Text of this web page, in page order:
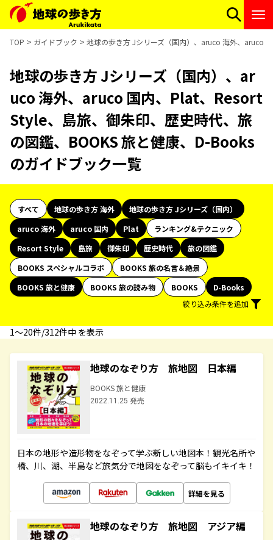
TOP ガイドブック 地球の歩き方 Jシリーズ（国内）、aruco 海外、aruco
地球の歩き方 Jシリーズ（国内）、ar
uco 海外、aruco 国内、Plat、Resort
Style、島旅、御朱印、歴史時代、旅
の図鑑、BOOKS 旅と健康、D-Books
のガイドブック一覧
すべて 地球の歩き方 海外
地球の歩き方 Jシリーズ（国内）
aruco 海外
aruco 国内 Plat
ランキング&テクニック
Resort Style
島旅 御朱印 歴史時代
旅の図鑑
BOOKS スペシャルコラボ
BOOKS 旅の名言＆絶景
BOOKS 旅と健康
BOOKS 旅の読み物 BOOKS
D-Books
絞り込み条件を追加
1〜20件/312件中 を表示
地球のなぞり方 旅地図 日本編
BOOKS 旅と健康
2022.11.25 発売
日本の地形や造形物をなぞって学ぶ新しい地図本！観光名所や
橋、川、湖、半島など旅気分で地図をなぞって脳もイキイキ！
詳細を見る
地球のなぞり方 旅地図 アジア編